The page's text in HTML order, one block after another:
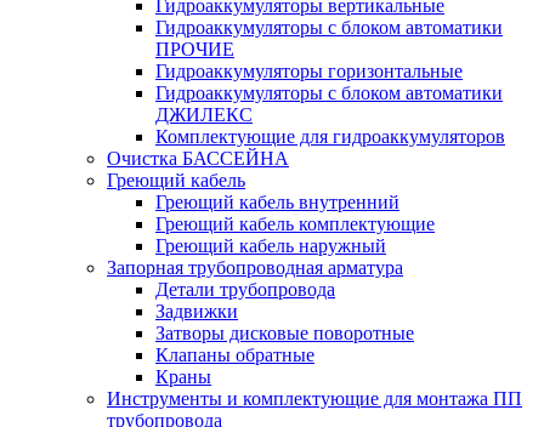
Гидроаккумуляторы вертикальные
Гидроаккумуляторы с блоком автоматики
ПРОЧИЕ
Гидроаккумуляторы горизонтальные
Гидроаккумуляторы с блоком автоматики
ДЖИЛЕКС
Комплектующие для гидроаккумуляторов
Очистка БАССЕЙНА
Греющий кабель
Греющий кабель внутренний
Греющий кабель комплектующие
Греющий кабель наружный
Запорная трубопроводная арматура
Детали трубопровода
Задвижки
Затворы дисковые поворотные
Клапаны обратные
Краны
Инструменты и комплектующие для монтажа ПП
трубопровода